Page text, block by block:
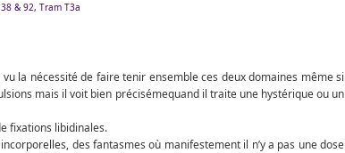
& 92, Tram T3a
la nécessité de faire tenir ensemble ces deux domaines même si
mais il voit bien précisémequand il traite une hystérique ou un
fixations libidinales.
des fantasmes où manifestement il n’y a pas une dose